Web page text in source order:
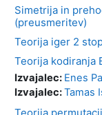
Simetrija in
(preusmeritev)
Teorija iger 2
Teorija kodiranja
Izvajalec: Enes
Izvajalec:Tamas